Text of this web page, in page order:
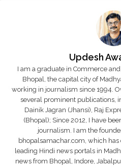
Updesh
I am a graduate in Commerce
Bhopal, the capital city of
working in journalism since 1994.
several prominent publications,
Dainik Jagran (Jhansi), Raj
(Bhopal); Since 2012, I have
journalism. I am the
bhopalsamachar.com, which has
leading Hindi news portals in
news from Bhopal, Indore,